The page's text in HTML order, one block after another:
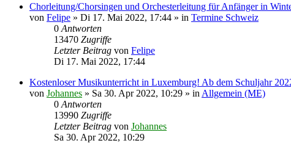
Chorleitung/Chorsingen und Orchesterleitung für Anfänger in
von Felipe » Di 17. Mai 2022, 17:44 » in Termine Schweiz
0 Antworten
13470 Zugriffe
Letzter Beitrag von Felipe
Di 17. Mai 2022, 17:44
Kostenloser Musikunterricht in Luxemburg! Ab dem Schuljahr
von Johannes » Sa 30. Apr 2022, 10:29 » in Allgemein (ME)
0 Antworten
13990 Zugriffe
Letzter Beitrag von Johannes
Sa 30. Apr 2022, 10:29